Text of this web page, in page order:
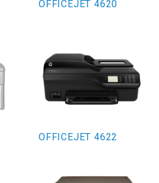
OFFICEJET 4620
OFFICEJET 4622